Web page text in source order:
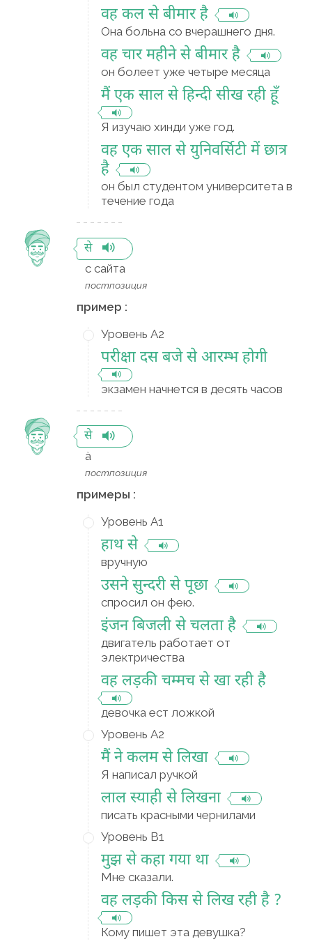
वह कल से बीमार है
Она больна со вчерашнего дня.
वह चार महीने से बीमार है
он болеет уже четыре месяца
मैं एक साल से हिन्दी सीख रही हूँ
Я изучаю хинди уже год.
वह एक साल से युनिवर्सिटी में छात्र
है
он был студентом университета в
течение года
से
с сайта
постпозиция
пример :
Уровень A2
परीक्षा दस बजे से आरम्भ होगी
экзамен начнется в десять часов
से
à
постпозиция
примеры :
Уровень A1
हाथ से
вручную
उसने सुन्दरी से पूछा
спросил он фею.
इंजन बिजली से चलता है
двигатель работает от
электричества
वह लड़की चम्मच से खा रही है
девочка ест ложкой
Уровень A2
मैं ने कलम से लिखा
Я написал ручкой
लाल स्याही से लिखना
писать красными чернилами
Уровень B1
मुझ से कहा गया था
Мне сказали.
वह लड़की किस से लिख रही है ?
Кому пишет эта девушка?